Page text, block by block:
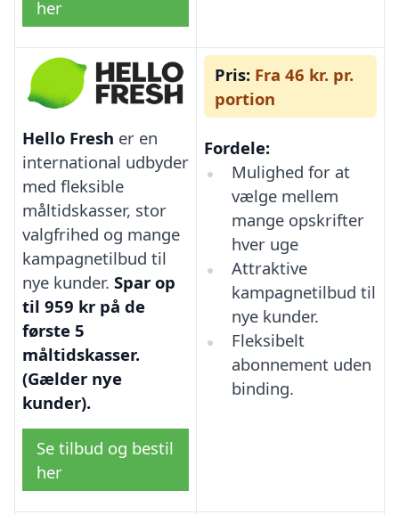
her
Hello Fresh er en
international udbyder
med fleksible
måltidskasser, stor
valgfrihed og mange
kampagnetilbud til
nye kunder. Spar op
til 959 kr på de
første 5
måltidskasser.
(Gælder nye
kunder).
Se tilbud og bestil
her
Pris: Fra 46 kr. pr.
portion
Fordele:
Mulighed for at
vælge mellem
mange opskrifter
hver uge
Attraktive
kampagnetilbud til
nye kunder.
Fleksibelt
abonnement uden
binding.